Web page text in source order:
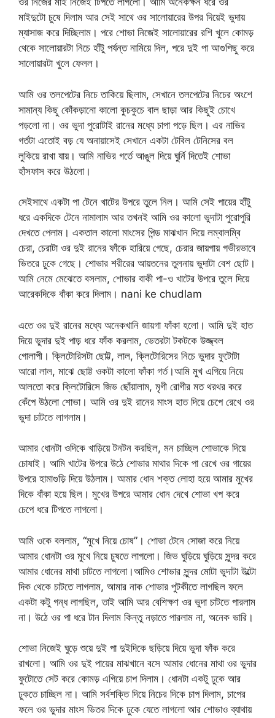
মাইদুটো চুষে দিলাম আর সেই সাথে ওর সালোয়ারের উপর দিয়েই ভুদায়
ম্যাসাজ করে দিচ্ছিলাম। পরে শোভা নিজেই সালোয়ারের রশি খুলে কোমড়
থেকে সালোয়ারটা নিচে হাঁটু পর্যন্ত নামিয়ে দিল, পরে দুই পা আগুপিছু করে
সালোয়ারটা খুলে ফেলল।
আমি ওর তলপেটের নিচে তাকিয়ে ছিলাম, সেখানে তলপেটের নিচের অংশে
সামান্য কিছু কোঁকড়ানো কালো কুচকুচে বাল ছাড়া আর কিছুই চোখে
পড়লো না। ওর ভুদা পুরোটাই রানের মধ্যে চাপা পড়ে ছিল। এর নাভির
গর্তটা এতোই বড় যে অনায়াসেই সেখানে একটা টেবিল টেনিসের বল
লুকিয়ে রাখা যায়। আমি নাভির গর্তে আঙুল দিয়ে ঘুর্নি দিতেই শোভা
হাঁসফাস করে উঠলো।
সেইসাথে একটা পা টেনে খাটের উপরে তুলে নিল। আমি সেই পায়ের হাঁটু
ধরে একদিকে টেনে নামালাম আর তখনই আমি ওর কালো ভুদাটা পুরোপুরি
দেখতে পেলাম। একতাল কালো মাংসের পিন্ড মাঝখান দিয়ে লম্বালম্বি
চেরা, চেরাটা ওর দুই রানের ফাঁকে হারিয়ে গেছে, চেরার জায়গায় গভীরভাবে
ভিতরে ঢুকে গেছে। শোভার শরীরের আয়তনের তুলনায় ভুদাটা বেশ ছোট।
আমি নেমে মেঝেতে বসলাম, শোভার বাকী পা-ও খাটের উপরে তুলে দিয়ে
আরেকদিকে বাঁকা করে দিলাম। nani ke chudlam
এতে ওর দুই রানের মধ্যে অনেকখানি জায়গা ফাঁকা হলো। আমি দুই হাত
দিয়ে ভুদার দুই পাড় ধরে ফাঁক করলাম, ভেতরটা টকটকে উজ্জ্বল
গোলাপী। ক্লিটোরিসটা ছোট্ট, লাল, ক্লিটোরিসের নিচে ভুদার ফুটোটা
আরো লাল, মাঝে ছোট্ট ওকটা কালো ফাঁকা গর্ত।আমি মুখ এগিয়ে নিয়ে
আলতো করে ক্লিটোরিসে জিভ ছোঁয়ালাম, মৃগী রোগীর মত থরথর করে
কেঁপে উঠলো শোভা। আমি ওর দুই রানের মাংস হাত দিয়ে চেপে রেখে ওর
ভুদা চাটতে লাগলাম।
আমার ধোনটা ওদিকে খাড়িয়ে টনটন করছিল, মন চাচ্ছিল শোভাকে দিয়ে
চোষাই। আমি খাটের উপরে উঠে শোভার মাথার দিকে পা রেখে ওর গায়ের
উপরে হামাগুড়ি দিয়ে উঠলাম। আমার ধোন শক্ত লোহা হয়ে আমার মুখের
দিকে বাঁকা হয়ে ছিল। মুখের উপরে আমার ধোন দেখে শোভা খপ করে
চেপে ধরে টিপতে লাগলো।
আমি ওকে বললাম, “মুখে নিয়ে চোষ”। শোভা টেনে সোজা করে নিয়ে
আমার ধোনটা ওর মুখে নিয়ে চুষতে লাগলো। জিভ ঘুড়িয়ে ঘুড়িয়ে সুন্দর করে
আমার ধোনের মাথা চাটতে লাগলো।আমিও শোভার সুন্দর মোটা ভুদাটা উল্টো
দিক থেকে চাটতে লাগলাম, আমার নাক শোভার পুটকীতে লাগছিল ফলে
একটা কটু গন্ধ লাগছিল, তাই আমি আর বেশিক্ষণ ওর ভুদা চাটতে পারলাম
না। উঠে ওর পা ধরে টান দিলাম কিন্তু নড়াতে পারলাম না, অনেক ভারি।
শোভা নিজেই ঘুড়ে শুয়ে দুই পা দুইদিকে ছড়িয়ে দিয়ে ভুদা ফাঁক করে
রাখলো। আমি ওর দুই পায়ের মাঝখানে বসে আমার ধোনের মাথা ওর ভুদার
ফুটোতে সেট করে কোমড় এগিয়ে চাপ দিলাম। ধোনটা একটু ঢুকে আর
ঢুকতে চাচ্ছিল না। আমি সর্বশক্তি দিয়ে নিচের দিকে চাপ দিলাম, চাপের
ফলে ওর ভুদার মাংস ভিতর দিকে ঢুকে যেতে লাগলো আর শোভাও ব্যাথায়